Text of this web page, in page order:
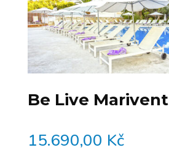
Be Live Marivent
15.690,00 Kč